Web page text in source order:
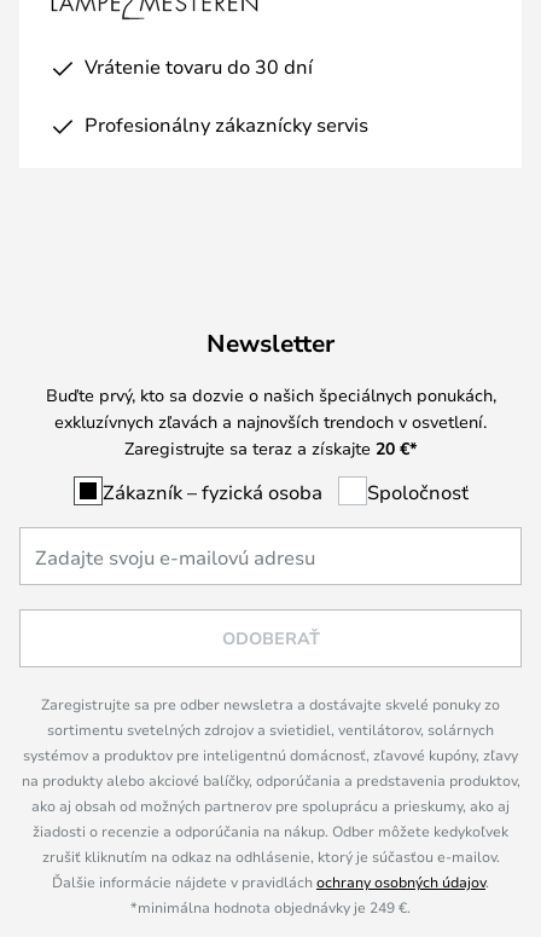
Vrátenie tovaru do 30 dní
Profesionálny zákaznícky servis
Newsletter
Buďte prvý, kto sa dozvie o našich špeciálnych ponukách,
exkluzívnych zľavách a najnovších trendoch v osvetlení.
Zaregistrujte sa teraz a získajte 20 €*
Zákazník – fyzická osoba Spoločnosť
ODOBERAŤ
Zaregistrujte sa pre odber newsletra a dostávajte skvelé ponuky zo
sortimentu svetelných zdrojov a svietidiel, ventilátorov, solárnych
systémov a produktov pre inteligentnú domácnosť, zľavové kupóny, zľavy
na produkty alebo akciové balíčky, odporúčania a predstavenia produktov,
ako aj obsah od možných partnerov pre spoluprácu a prieskumy, ako aj
žiadosti o recenzie a odporúčania na nákup. Odber môžete kedykoľvek
zrušiť kliknutím na odkaz na odhlásenie, ktorý je súčasťou e-mailov.
Ďalšie informácie nájdete v pravidláchochrany osobných údajov.
*minimálna hodnota objednávky je 249 €.